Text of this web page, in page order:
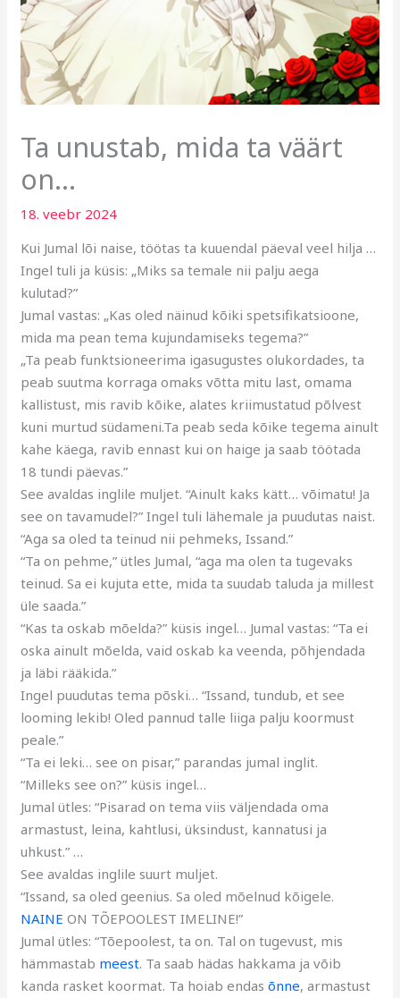
Ta unustab, mida ta väärt
on…
18. veebr 2024
Kui Jumal lõi naise, töötas ta kuuendal päeval veel hilja …
Ingel tuli ja küsis: „Miks sa temale nii palju aega
kulutad?”
Jumal vastas: „Kas oled näinud kõiki spetsifikatsioone,
mida ma pean tema kujundamiseks tegema?”
„Ta peab funktsioneerima igasugustes olukordades, ta
peab suutma korraga omaks võtta mitu last, omama
kallistust, mis ravib kõike, alates kriimustatud põlvest
kuni murtud südameni.Ta peab seda kõike tegema ainult
kahe käega, ravib ennast kui on haige ja saab töötada
18 tundi päevas.”
See avaldas inglile muljet. “Ainult kaks kätt… võimatu! Ja
see on tavamudel?” Ingel tuli lähemale ja puudutas naist.
“Aga sa oled ta teinud nii pehmeks, Issand.”
“Ta on pehme,” ütles Jumal, “aga ma olen ta tugevaks
teinud. Sa ei kujuta ette, mida ta suudab taluda ja millest
üle saada.”
“Kas ta oskab mõelda?” küsis ingel… Jumal vastas: “Ta ei
oska ainult mõelda, vaid oskab ka veenda, põhjendada
ja läbi rääkida.”
Ingel puudutas tema põski… “Issand, tundub, et see
looming lekib! Oled pannud talle liiga palju koormust
peale.”
“Ta ei leki… see on pisar,” parandas jumal inglit.
“Milleks see on?” küsis ingel…
Jumal ütles: “Pisarad on tema viis väljendada oma
armastust, leina, kahtlusi, üksindust, kannatusi ja
uhkust.” …
See avaldas inglile suurt muljet.
“Issand, sa oled geenius. Sa oled mõelnud kõigele.
NAINE ON TÕEPOOLEST IMELINE!”
Jumal ütles: “Tõepoolest, ta on. Tal on tugevust, mis
hämmastab meest. Ta saab hädas hakkama ja võib
kanda rasket koormat. Ta hoiab endasõnne, armastust